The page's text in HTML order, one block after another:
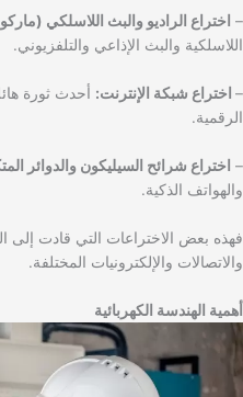
– اختراع الراديو والبث اللاسلكي
اللاسلكية والبث الإذاعي والتلفزيوني.
– اختراع شبكة الإنترنت: أحدث ثورة
الرقمية.
– اختراع شرائح السيليكون والدوائر
والهواتف الذكية.
فهذه بعض الاختراعات التي قادت إلى
والاتصالات والإلكترونيات المختلفة.
أهمية الهندسة الكهربائية